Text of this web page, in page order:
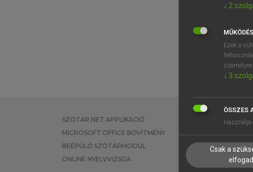
SZOTAR.NET APPLIKÁCIÓ
MICROSOFT OFFICE BŐVÍTMÉNY
BEÉPÜLŐ SZÓTÁRMODUL
ONLINE NYELVVIZSGA
EGYÉNI
TANULÓKNAK
OKTATÁSI
VÁLLALATI
↓ 2
Ezek a
↓ 3
ÖSSZES
Használja
Csak a